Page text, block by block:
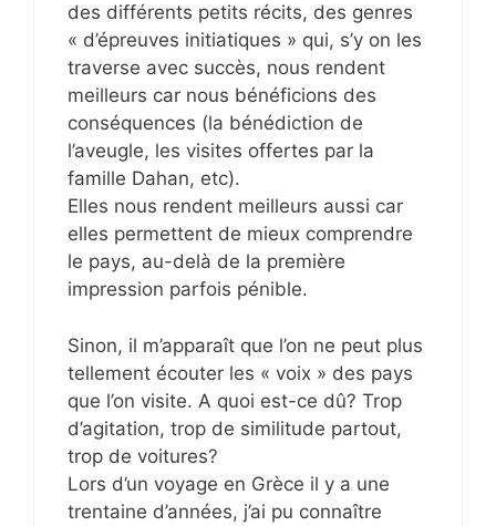
des différents petits récits, des genres
« d’épreuves initiatiques » qui, s’y on les
traverse avec succès, nous rendent
meilleurs car nous bénéficions des
conséquences (la bénédiction de
l’aveugle, les visites offertes par la
famille Dahan, etc).
Elles nous rendent meilleurs aussi car
elles permettent de mieux comprendre
le pays, au-delà de la première
impression parfois pénible.
Sinon, il m’apparaît que l’on ne peut plus
tellement écouter les « voix » des pays
que l’on visite. A quoi est-ce dû? Trop
d’agitation, trop de similitude partout,
trop de voitures?
Lors d’un voyage en Grèce il y a une
trentaine d’années, j’ai pu connaître